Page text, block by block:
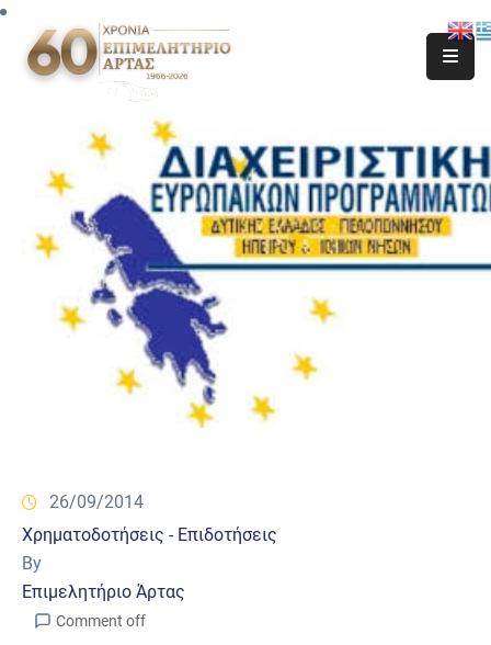
26/09/2014
Χρηματοδοτήσεις - Επιδοτήσεις
By
Επιμελητήριο Άρτας
Comment off